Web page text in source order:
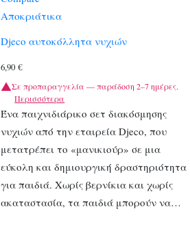
Αποκριάτικα
Djeco αυτοκόλλητα νυχιών
6,90€
Σε προπαραγγελία — παράδοση 2–7 ημέρες.
Περισσότερα
Ένα παιχνιδιάρικο σετ διακόσμησης
νυχιών από την εταιρεία Djeco, που
μετατρέπει το «μανικιούρ» σε μια
εύκολη και δημιουργική δραστηριότητα
για παιδιά. Χωρίς βερνίκια και χωρίς
ακαταστασία, τα παιδιά μπορούν να…